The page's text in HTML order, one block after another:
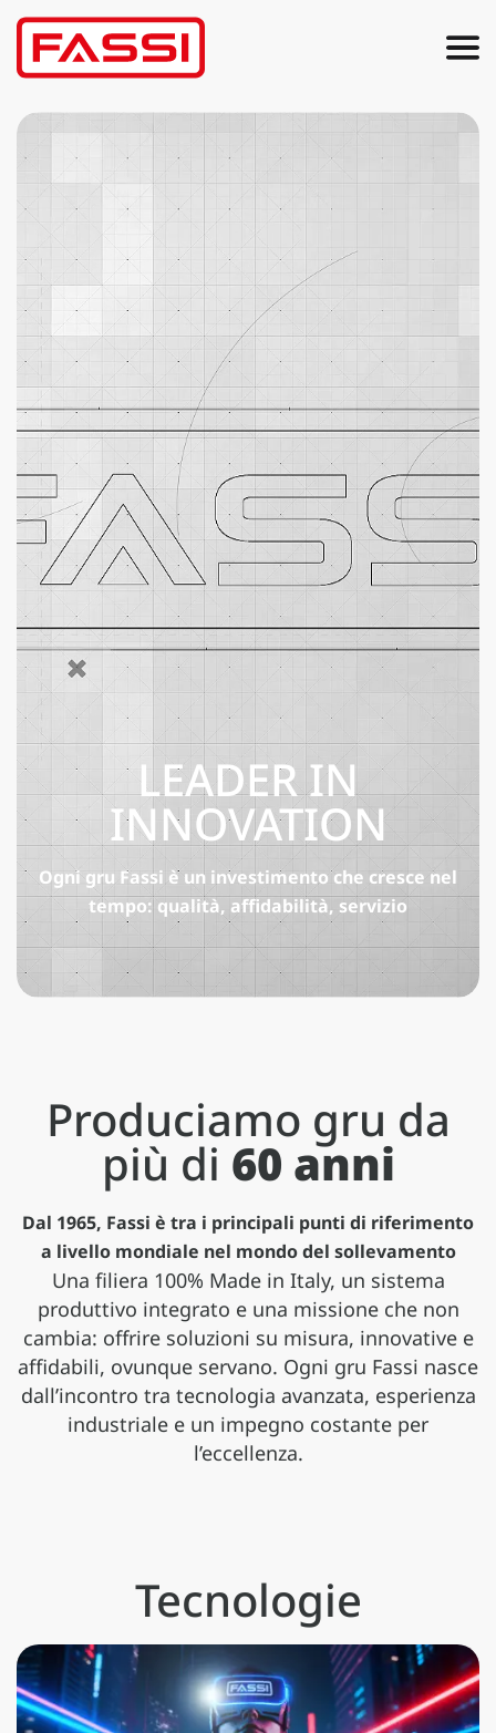
LEADER IN
INNOVATION
Ogni gru Fassi è un investimento che cresce nel
tempo: qualità, affidabilità, servizio
Produciamo gru da
più di 60 anni
Dal 1965, Fassi è tra i principali punti di riferimento
a livello mondiale nel mondo del sollevamento
Una filiera 100% Made in Italy, un sistema
produttivo integrato e una missione che non
cambia: offrire soluzioni su misura, innovative e
affidabili, ovunque servano. Ogni gru Fassi nasce
dall’incontro tra tecnologia avanzata, esperienza
industriale e un impegno costante per
l’eccellenza.
Gamma pesante
Gru oltre 50 tm, compatte e leggere, con
prestazioni di sollevamento eccezionali
Gamma media
Gru da 20 tm in su, dinamiche e prestanti,
ideali per autocarri a 2 e 3 assi
Gamma leggera
Gru da 1 a 20 tm, compatte e leggere, con
tutta la qualità costruttiva Fassi
Serie speciali
Gru compatte e performanti per
applicazioni professionali specifiche
Applicazioni
Le gru Fassi trovano impiego in una vasta
gamma di settori, adattandosi con
versatilità a esigenze differenti e scenari
operativi complessi
Tecnologie